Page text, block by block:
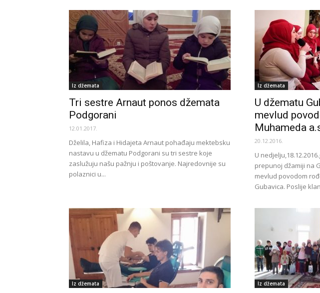
Iz džemata
Tri sestre Arnaut ponos džemata
Podgorani
12.01.2017.
Dželila, Hafiza i Hidajeta Arnaut pohađaju mektebsku
nastavu u džematu Podgorani su tri sestre koje
zaslužuju našu pažnju i poštovanje. Najredovnije su
polaznici u...
Iz džemata
U džematu
mevlud
Muhameda
20.12.2016.
U
prepunoj džamiji na
mevlud povodom
Gubavica. Poslije
Iz džemata Iz džemata